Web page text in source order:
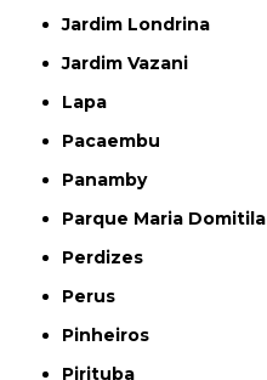
Jardim Londrina
Jardim Vazani
Lapa
Pacaembu
Panamby
Parque Maria Domitila
Perdizes
Perus
Pinheiros
Pirituba